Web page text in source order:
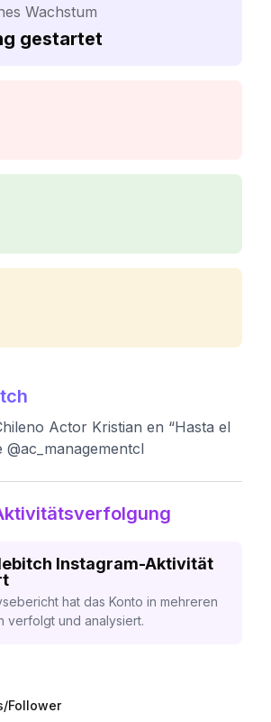
Wachstum
gestartet
Actor Kristian en “Hasta el
@ac_managementcl
Instagram-Aktivität
hat das Konto in mehreren
verfolgt und analysiert.
Follower